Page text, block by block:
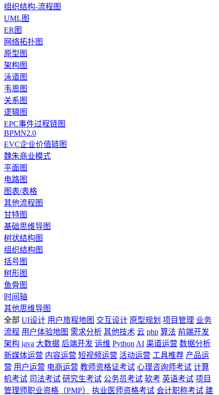
组织结构-流程图
UML图
ER图
网络拓扑图
原型图
架构图
泳道图
韦恩图
关系图
逻辑图
EPC事件过程链图
BPMN2.0
EVC企业价值链图
魏朱商业模式
平面图
电路图
图表/表格
其他流程图
甘特图
基础思维导图
树状结构图
组织结构图
括号图
树形图
鱼骨图
时间轴
其他思维导图
全部 UI设计 用户旅程地图 交互设计 原型规划 项目管理 业务
流程 用户体验地图 需求分析 其他技术 云 php 算法 前端开发
架构 java 大数据 后端开发 运维 Python AI 渠道运营 数据分析
新媒体运营 内容运营 短视频运营 活动运营 工具推荐 产品运
营 用户运营 电商运营 教师资格证考试 心理咨询师考试 计算
机考试 司法考试 研究生考试 公务员考试 软考 英语考试 项目
管理师职业资格（PMP）
执业医师资格考试 会计职称考试 建